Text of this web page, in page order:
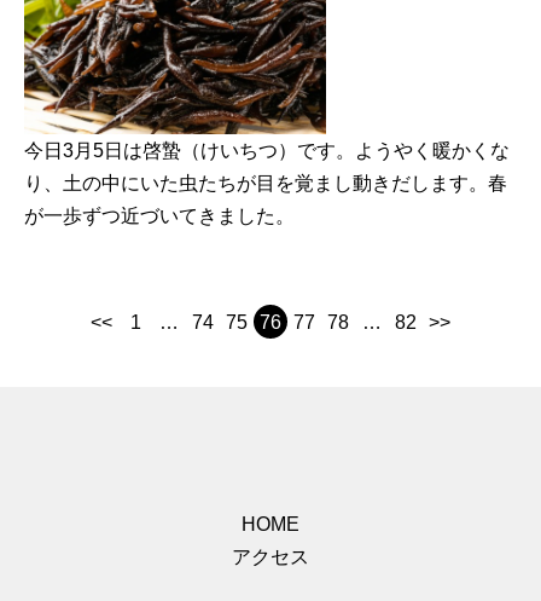
今日3月5日は啓蟄（けいちつ）です。ようやく暖かくな
り、土の中にいた虫たちが目を覚まし動きだします。春
が一歩ずつ近づいてきました。
<< 1 … 74 75 76 77 78 … 82 >>
HOME
アクセス